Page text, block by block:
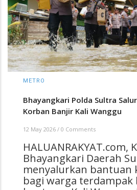
METRO
Bhayangkari Polda Sultra
Korban Banjir Kali Wanggu
12 May 2026 / 0 Comments
HALUANRAKYAT.com,
Bhayangkari Daerah
menyalurkan bantuan
bagi warga terdampak